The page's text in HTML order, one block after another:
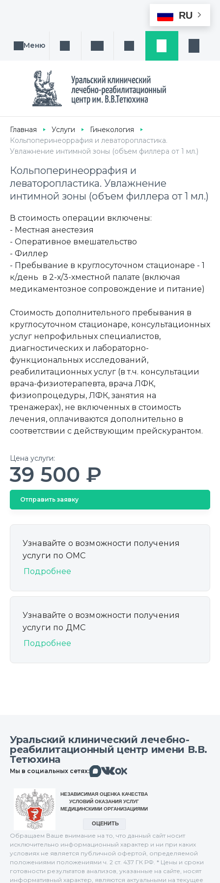
RU
Меню Поиск услуги, направления или врача
Написать намЗаказ звонка
Главная Услуги
Гинекология
Кольпоперинеоррафия и леваторопластика.
Увлажнение интимной зоны (объем филлера от 1 мл.)
Кольпоперинеоррафия и
леваторопластика. Увлажнение
интимной зоны (объем филлера от 1 мл.)
В стоимость операции включены:
- Местная анестезия
- Оперативное вмешательство
- Филлер
- Пребывание в круглосуточном стационаре - 1
к/день в 2-х/3-хместной палате (включая
медикаментозное сопровождение и питание)
Стоимость дополнительного пребывания в
круглосуточном стационаре, консультационных
услуг непрофильных специалистов,
диагностических и лабораторно-
функциональных исследований,
реабилитационных услуг (в т.ч. консультации
врача-физиотерапевта, врача ЛФК,
физиопроцедуры, ЛФК, занятия на
тренажерах), не включенных в стоимость
лечения, оплачиваются дополнительно в
соответствии с действующим прейскурантом.
Цена услуги:
39 500 ₽
Отправить заявку
Узнавайте о возможности получения
услуги по ОМС
Подробнее
Узнавайте о возможности получения
услуги по ДМС
Подробнее
Уральский клинический лечебно-
реабилитационный центр имени В.В.
Тетюхина
Мы в социальных сетях:МаксВконтактеОдноклассники
Обращаем Ваше внимание на то, что данный сайт носит
исключительно информационный характер и ни при каких
условиях не является публичной офертой, определяемой
положениями положениями ч. 2 ст. 437 ГК РФ. * Цены и сроки
готовности результатов анализов, указанные на сайте, носят
информативный характер, являются актуальными на текущее